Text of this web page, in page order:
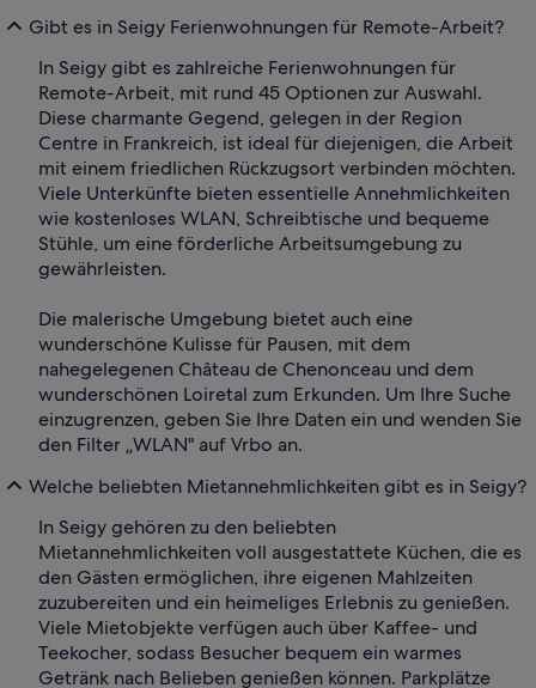
Gibt es in Seigy Ferienwohnungen für Remote-Arbeit?
In Seigy gibt es zahlreiche Ferienwohnungen für
Remote-Arbeit, mit rund 45 Optionen zur Auswahl.
Diese charmante Gegend, gelegen in der Region
Centre in Frankreich, ist ideal für diejenigen, die Arbeit
mit einem friedlichen Rückzugsort verbinden möchten.
Viele Unterkünfte bieten essentielle Annehmlichkeiten
wie kostenloses WLAN, Schreibtische und bequeme
Stühle, um eine förderliche Arbeitsumgebung zu
gewährleisten.
Die malerische Umgebung bietet auch eine
wunderschöne Kulisse für Pausen, mit dem
nahegelegenen Château de Chenonceau und dem
wunderschönen Loiretal zum Erkunden. Um Ihre Suche
einzugrenzen, geben Sie Ihre Daten ein und wenden Sie
den Filter „WLAN" auf Vrbo an.
Welche beliebten Mietannehmlichkeiten gibt es in Seigy?
In Seigy gehören zu den beliebten
Mietannehmlichkeiten voll ausgestattete Küchen, die es
den Gästen ermöglichen, ihre eigenen Mahlzeiten
zuzubereiten und ein heimeliges Erlebnis zu genießen.
Viele Mietobjekte verfügen auch über Kaffee- und
Teekocher, sodass Besucher bequem ein warmes
Getränk nach Belieben genießen können. Parkplätze